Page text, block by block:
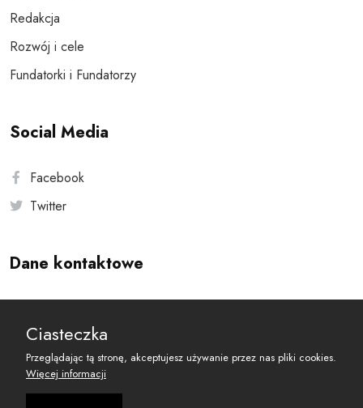
Redakcja
Rozwój i cele
Fundatorki i Fundatorzy
Social Media
Facebook
Twitter
Dane kontaktowe
reset@resetobywatelski.pl
Ciasteczka
Przeglądając tą stronę, akceptujesz używanie przez nas pliki cookies.
Więcej informacji